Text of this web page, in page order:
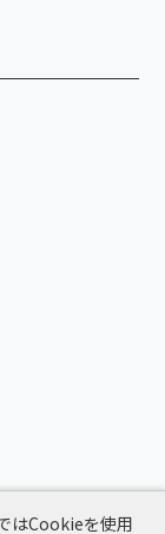
はCookieを使用